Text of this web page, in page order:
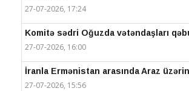
27-07-2026, 17:24
Komitə sədri Oğuzda vətəndaşları
27-07-2026, 16:00
İranla Ermənistan arasında Araz
27-07-2026, 15:56